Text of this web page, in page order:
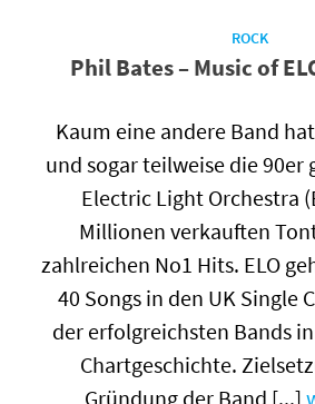
ROCK
Phil Bates – Music of
Kaum eine andere Band
und sogar teilweise die 90er
Electric Light Orchestra
Millionen verkauften
zahlreichen No1 Hits. ELO
40 Songs in den UK Single
der erfolgreichsten Bands
Chartgeschichte.
Gründung der Band [...]